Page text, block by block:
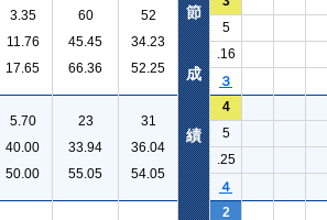
3.35
11.76
17.65
60
45.45
66.36
52
34.23
52.25
5
.16
３
5.70
40.00
50.00
23
33.94
55.05
31
36.04
54.05
4
5
.25
４
2
節
成
績